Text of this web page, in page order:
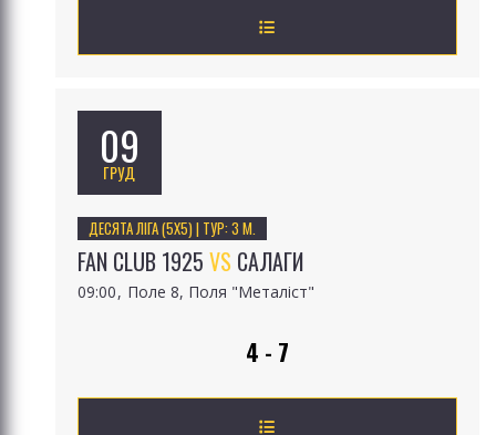
09
ГРУД
ДЕСЯТА ЛІГА (5Х5) | ТУР: 3 М.
FAN CLUB 1925 VS САЛАГИ
09:00 Поле 8, Поля "Металіст"
4 - 7